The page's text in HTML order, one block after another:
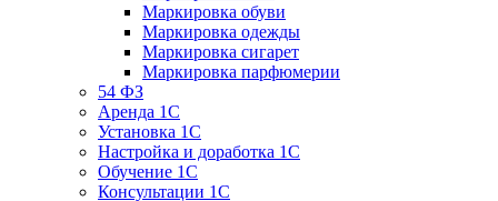
Маркировка обуви
Маркировка одежды
Маркировка сигарет
Маркировка парфюмерии
54 ФЗ
Аренда 1С
Установка 1С
Настройка и доработка 1С
Обучение 1С
Консультации 1С